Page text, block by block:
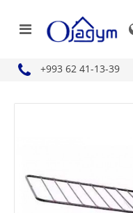
+993 62 41-13-39